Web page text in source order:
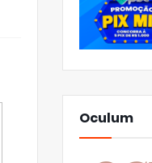
Oculum